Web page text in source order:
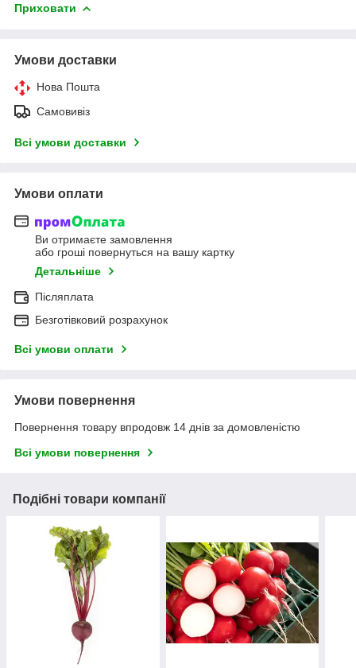
Приховати
Умови доставки
Нова Пошта
Самовивіз
Всі умови доставки
Умови оплати
Ви отримаєте замовлення
або гроші повернуться на вашу картку
Детальніше
Післяплата
Безготівковий розрахунок
Всі умови оплати
Умови повернення
Повернення товару впродовж 14 днів за домовленістю
Всі умови повернення
Подібні товари компанії